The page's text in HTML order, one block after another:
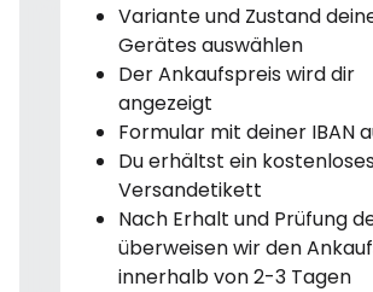
Variante und Zustand
Gerätes auswählen
Der Ankaufspreis wird dir
angezeigt
Formular mit deiner IBAN
Du erhältst ein kostenloses
Versandetikett
Nach Erhalt und Prüfung
überweisen wir den
innerhalb von 2-3 Tagen